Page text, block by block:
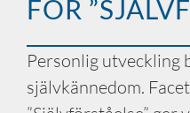
FÖR
Personlig utveckling
självkännedom.